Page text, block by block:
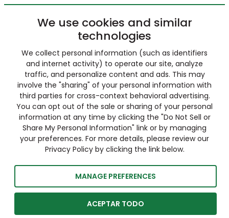
We use cookies and similar
technologies
We collect personal information (such as identifiers
and internet activity) to operate our site, analyze
traffic, and personalize content and ads. This may
involve the "sharing" of your personal information with
third parties for cross-context behavioral advertising.
You can opt out of the sale or sharing of your personal
information at any time by clicking the "Do Not Sell or
Share My Personal Information" link or by managing
your preferences. For more details, please review our
Privacy Policy by clicking the link below.
MANAGE PREFERENCES
ACEPTAR TODO